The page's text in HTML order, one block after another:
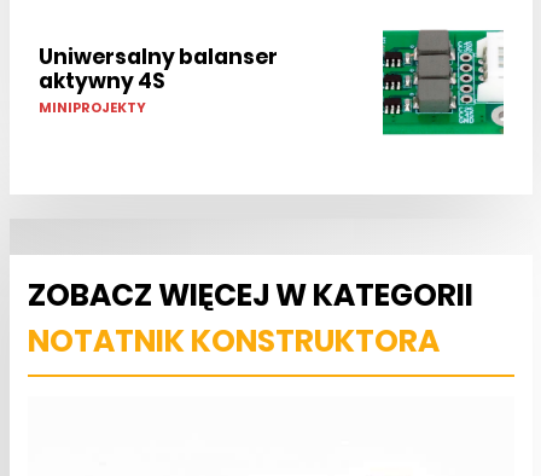
Uniwersalny balanser
aktywny 4S
MINIPROJEKTY
ZOBACZ WIĘCEJ W KATEGORII
NOTATNIK KONSTRUKTORA